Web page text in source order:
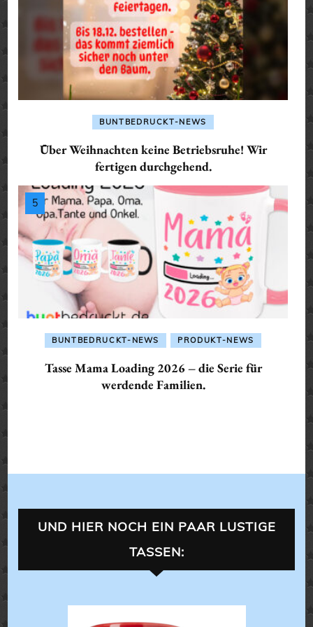
BUNTBEDRUCKT-NEWS
Über Weihnachten keine Betriebsruhe! Wir
fertigen durchgehend.
BUNTBEDRUCKT-NEWS PRODUKT-NEWS
Tasse Mama Loading 2026 – die Serie für
werdende Familien.
UND HIER NOCH EIN PAAR LUSTIGE
TASSEN: